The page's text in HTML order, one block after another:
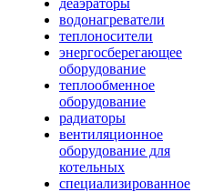
деаэраторы
водонагреватели
теплоносители
энергосберегающее
оборудование
теплообменное
оборудование
радиаторы
вентиляционное
оборудование для
котельных
специализированное